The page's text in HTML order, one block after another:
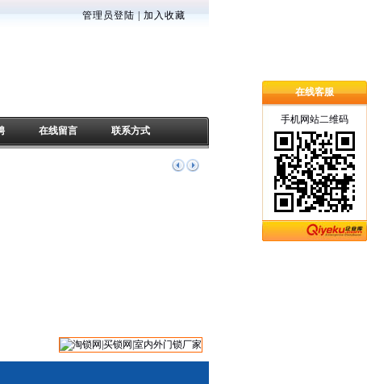
管理员登陆 加入收藏
在线留言 联系方式
在线客服
手机网站二维码